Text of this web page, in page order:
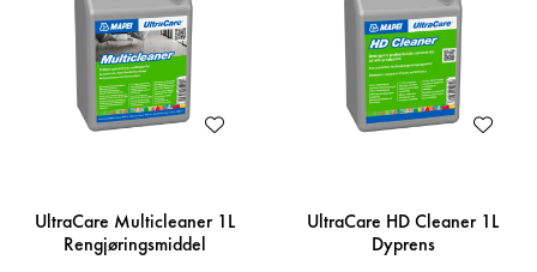
UltraCare Multicleaner 1L
Rengjøringsmiddel
UltraCare HD Cleaner 1L
Dyprens